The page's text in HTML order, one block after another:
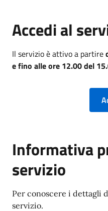
Accedi al
Il servizio è attivo a partire
e fino alle ore 12.00 del
Informativa
servizio
Per conoscere i dettagli
servizio.